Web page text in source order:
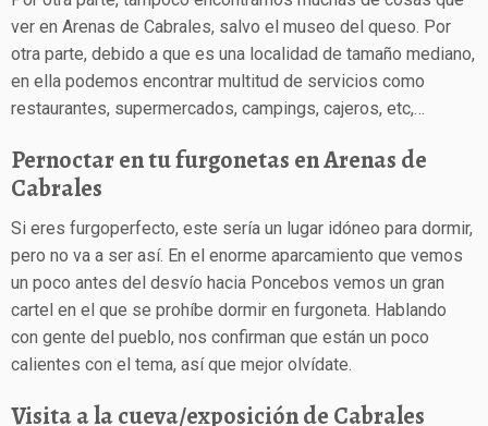
ver en Arenas de Cabrales, salvo el museo del queso. Por
otra parte, debido a que es una localidad de tamaño mediano,
en ella podemos encontrar multitud de servicios como
restaurantes, supermercados, campings, cajeros, etc,…
Pernoctar en tu furgonetas en Arenas de
Cabrales
Si eres furgoperfecto, este sería un lugar idóneo para dormir,
pero no va a ser así. En el enorme aparcamiento que vemos
un poco antes del desvío hacia Poncebos vemos un gran
cartel en el que se prohíbe dormir en furgoneta. Hablando
con gente del pueblo, nos confirman que están un poco
calientes con el tema, así que mejor olvídate.
Visita a la cueva/exposición de Cabrales